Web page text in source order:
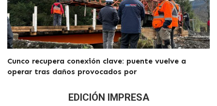
Cunco recupera conexión clave: puente vuelve a
operar tras daños provocados por
EDICIÓN IMPRESA